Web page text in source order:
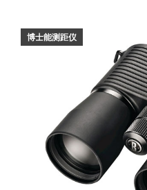
博士能测距仪